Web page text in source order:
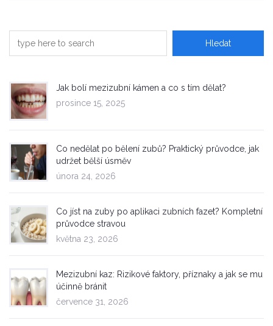
Jak bolí mezizubní kámen a co s tím dělat?
prosince 15, 2025
Co nedělat po bělení zubů? Praktický průvodce, jak
udržet bělší úsměv
února 24, 2026
Co jíst na zuby po aplikaci zubních fazet? Kompletní
průvodce stravou
května 23, 2026
Mezizubní kaz: Rizikové faktory, příznaky a jak se mu
účinně bránit
července 31, 2026